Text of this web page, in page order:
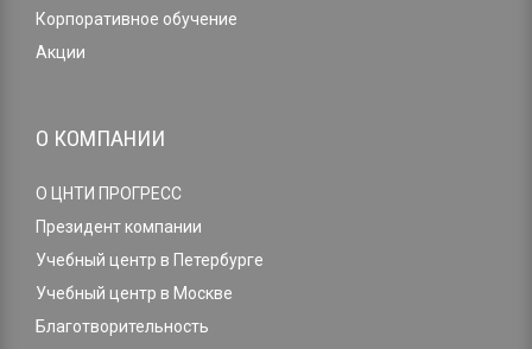
Корпоративное обучение
Акции
О КОМПАНИИ
О ЦНТИ ПРОГРЕСС
Президент компании
Учебный центр в Петербурге
Учебный центр в Москве
Благотворительность